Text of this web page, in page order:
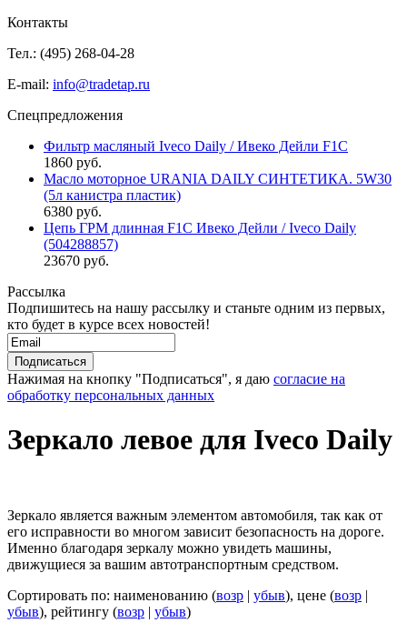
Контакты
Тел.: (495) 268-04-28
E-mail: info@tradetap.ru
Спецпредложения
Фильтр масляный Iveco Daily / Ивеко Дейли F1C
1860 руб.
Масло моторное URANIA DAILY СИНТЕТИКА. 5W30
(5л канистра пластик)
6380 руб.
Цепь ГРМ длинная F1C Ивеко Дейли / Iveco Daily
(504288857)
23670 руб.
Рассылка
Подпишитесь на нашу рассылку и станьте одним из первых,
кто будет в курсе всех новостей!
Нажимая на кнопку "Подписаться", я даю согласие на
обработку персональных данных
Зеркало левое для Iveco Daily
Зеркало является важным элементом автомобиля, так как от
его исправности во многом зависит безопасность на дороге.
Именно благодаря зеркалу можно увидеть машины,
движущиеся за вашим автотранспортным средством.
Сортировать по: наименованию (возр | убыв), цене (возр |
убыв), рейтингу (возр | убыв)